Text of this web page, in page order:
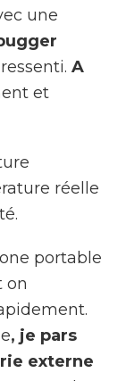
une
ressenti. A
et
réelle
portable
on
, je pars
externe